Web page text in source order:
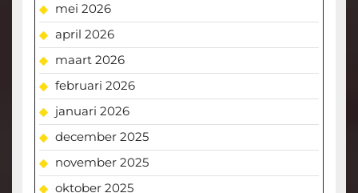
mei 2026
april 2026
maart 2026
februari 2026
januari 2026
december 2025
november 2025
oktober 2025